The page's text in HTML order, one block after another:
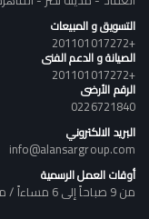
التسويق و المبيعات
+201101017272
الصيانة و الدعم الفنى
+201101017272
الرقم الأرضى
0226721840
البريد الالكتروني
info@alansargroup.com
أوقات العمل الرسمية
من 9 صباحاً إلى 6 مساءاً / من السبت إلى الخميس